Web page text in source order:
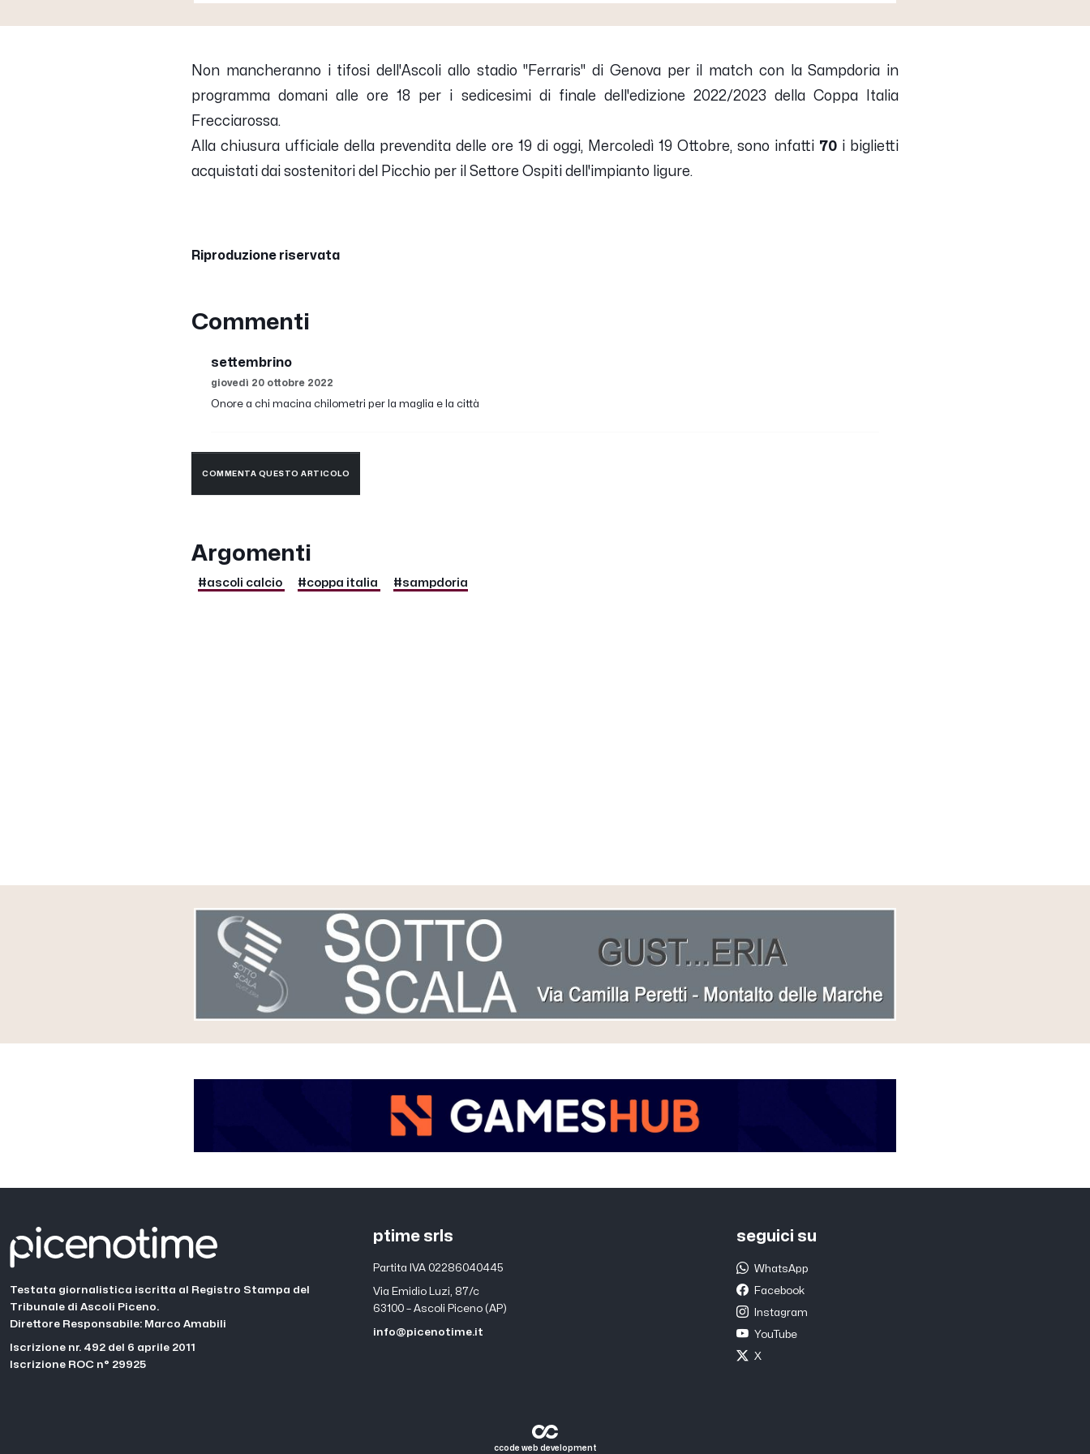
Non mancheranno i tifosi dell'Ascoli allo stadio "Ferraris" di Genova per il match con la Sampdoria in
programma domani alle ore 18 per i sedicesimi di finale dell'edizione 2022/2023 della Coppa Italia
Frecciarossa.
Alla chiusura ufficiale della prevendita delle ore 19 di oggi, Mercoledì 19 Ottobre, sono infatti 70 i biglietti
acquistati dai sostenitori del Picchio per il Settore Ospiti dell'impianto ligure.
Riproduzione riservata
Commenti
settembrino
giovedì 20 ottobre 2022
Onore a chi macina chilometri per la maglia e la città
COMMENTA QUESTO ARTICOLO
Argomenti
#ascoli calcio #coppa italia #sampdoria
Testata giornalistica iscritta al Registro Stampa del
Tribunale di Ascoli Piceno.
Direttore Responsabile: Marco Amabili
Iscrizione nr. 492 del 6 aprile 2011
Iscrizione ROC n° 29925
ptime srls
Partita IVA 02286040445
Via Emidio Luzi, 87/c
63100 – Ascoli Piceno (AP)
info@picenotime.it
seguici su
WhatsApp
Facebook
Instagram
YouTube
X
ccode web development